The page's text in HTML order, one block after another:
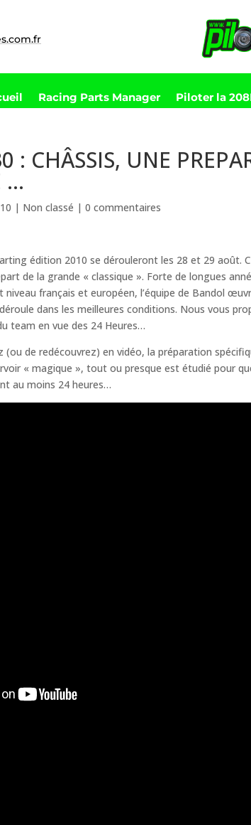
Racing Parts Manager Piloter la
: CHÂSSIS, UNE
…
| Non classé |0 commentaires
édition 2010 se dérouleront les 28 et 29 août.
de la grande « classique ». Forte de longues
français et européen, l’équipe de Bandol
dans les meilleures conditions. Nous vous
team en vue des 24 Heures…
de redécouvrez) en vidéo, la préparation
« magique », tout ou presque est étudié pour
au moins 24 heures…